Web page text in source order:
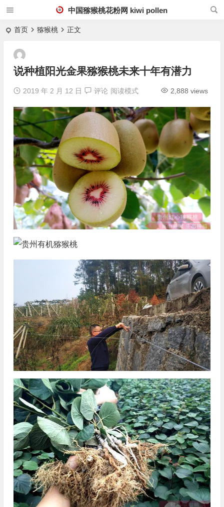
中国猕猴桃花粉网 kiwi pollen
首页 猕猴桃 正文
说种植阳光金果猕猴桃未来十年有潜力
2019 年 2 月 12 日 评论 2,888 views
阅读模式